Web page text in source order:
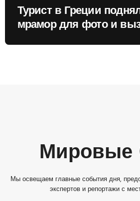
Турист в Греции
мрамор для фото и
Мировые
Мы освещаем главные события дня,
экспертов и репортажи с